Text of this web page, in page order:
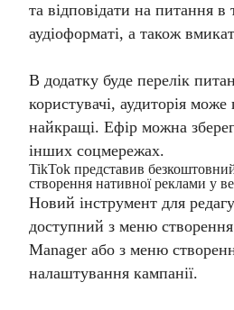
та відповідати на питання в
аудіоформаті, а також
В додатку буде перелік
користувачі, аудиторія може
найкращі. Ефір можна
інших соцмережах.
TikTok представив
створення нативної реклами у
Новий інструмент для
доступний з меню
Manager або з меню
налаштування кампанії.